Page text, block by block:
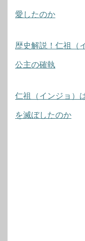
愛したのか
歴史解説！仁祖（
公主の確執
仁祖（インジョ）
を滅ぼしたのか